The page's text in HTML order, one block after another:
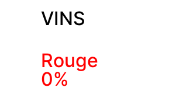
VINS
Rouge
0%